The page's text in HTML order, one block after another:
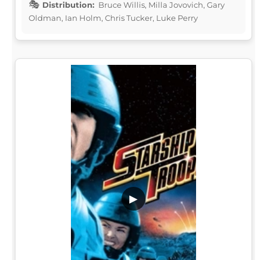
Distribution: Bruce Willis, Milla Jovovich, Gary
Oldman, Ian Holm, Chris Tucker, Luke Perry
▶